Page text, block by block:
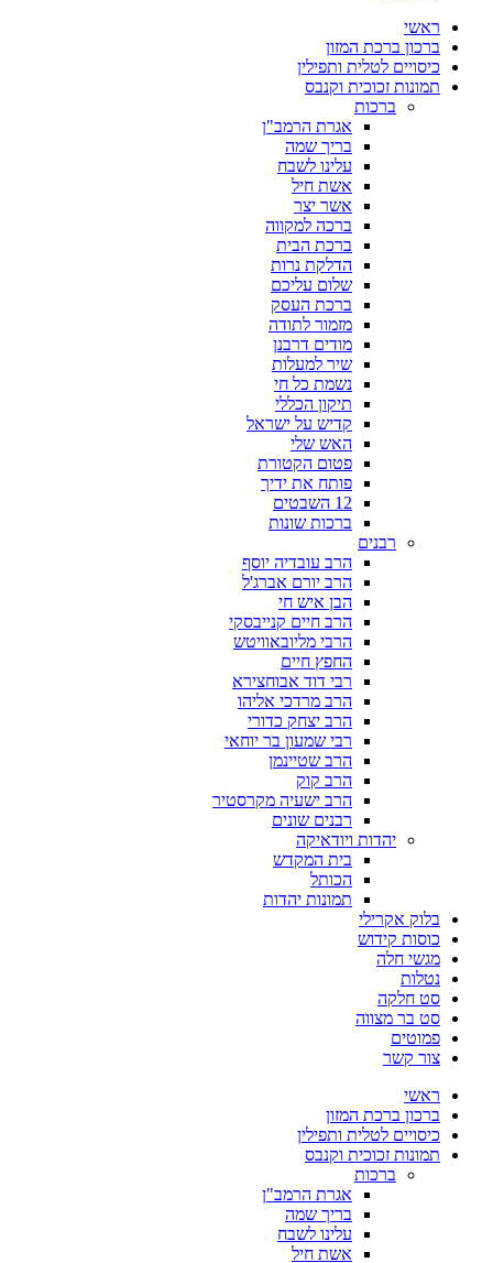
ראשי
ברכון ברכת המזון
כיסויים לטלית ותפילין
תמונות זכוכית וקנבס
ברכות
אגרת הרמב"ן
בריך שמה
עלינו לשבח
אשת חיל
אשר יצר
ברכה למקווה
ברכת הבית
הדלקת נרות
שלום עליכם
ברכת העסק
מזמור לתודה
מודים דרבנן
שיר למעלות
נשמת כל חי
תיקון הכללי
קדיש על ישראל
האש שלי
פטום הקטורת
פותח את ידיך
12 השבטים
ברכות שונות
רבנים
הרב עובדיה יוסף
הרב יורם אברג'ל
הבן איש חי
הרב חיים קנייבסקי
הרבי מליובאוויטש
החפץ חיים
רבי דוד אבוחצירא
הרב מרדכי אליהו
הרב יצחק כדורי
רבי שמעון בר יוחאי
הרב שטיינמן
הרב קוק
הרב ישעיה מקרסטיר
רבנים שונים
יהדות ויודאיקה
בית המקדש
הכותל
תמונות יהדות
בלוק אקרילי
כוסות קידוש
מגשי חלה
נטלות
סט חלקה
סט בר מצווה
פמוטים
צור קשר
ראשי
ברכון ברכת המזון
כיסויים לטלית ותפילין
תמונות זכוכית וקנבס
ברכות
אגרת הרמב"ן
בריך שמה
עלינו לשבח
אשת חיל